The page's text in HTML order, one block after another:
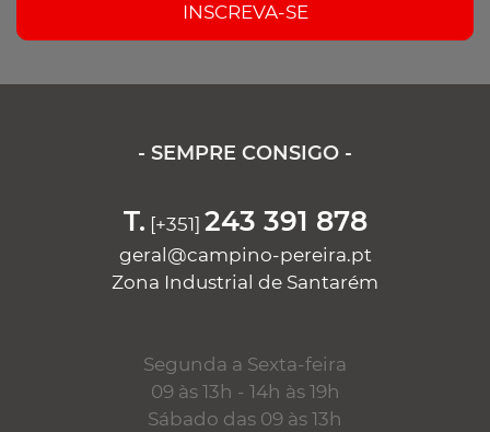
INSCREVA-SE
- SEMPRE CONSIGO -
T. [+351] 243 391 878
geral@campino-pereira.pt
Zona Industrial de Santarém
Segunda a Sexta-feira
09 às 13h - 14h às 19h
Sábado das 09 às 13h